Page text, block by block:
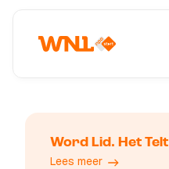
Word Lid. Het Telt
Lees meer